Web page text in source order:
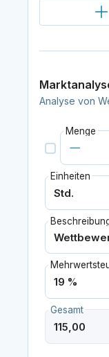
Analyse von
Menge
Einheiten
Gesamt